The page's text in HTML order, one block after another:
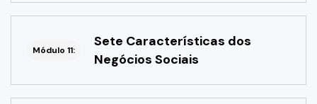
Módulo 11:
Sete Características dos
Negócios Sociais